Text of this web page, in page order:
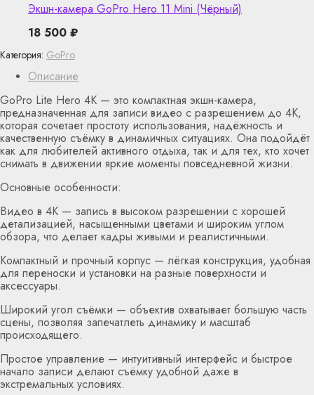
Описание
GoPro Lite Hero 4K — это компактная экшн-камера,
предназначенная для записи видео с разрешением до 4K,
которая сочетает простоту использования, надёжность и
качественную съёмку в динамичных ситуациях. Она подойдёт
как для любителей активного отдыха, так и для тех, кто хочет
снимать в движении яркие моменты повседневной жизни.
Основные особенности:
Видео в 4K — запись в высоком разрешении с хорошей
детализацией, насыщенными цветами и широким углом
обзора, что делает кадры живыми и реалистичными.
Компактный и прочный корпус — лёгкая конструкция, удобная
для переноски и установки на разные поверхности и
аксессуары.
Широкий угол съёмки — объектив охватывает большую часть
сцены, позволяя запечатлеть динамику и масштаб
происходящего.
Простое управление — интуитивный интерфейс и быстрое
начало записи делают съёмку удобной даже в
экстремальных условиях.
Категория: GoPro
Экшн-камера GoPro Hero 11 Mini (Чёрный)
18 500 ₽